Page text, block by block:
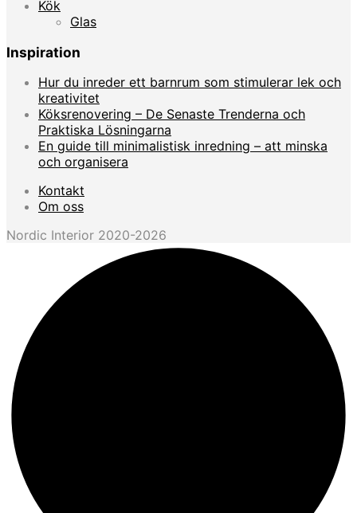
Kök
Glas
Inspiration
Hur du inreder ett barnrum som stimulerar lek och
kreativitet
Köksrenovering – De Senaste Trenderna och
Praktiska Lösningarna
En guide till minimalistisk inredning – att minska
och organisera
Kontakt
Om oss
Nordic Interior 2020-2026